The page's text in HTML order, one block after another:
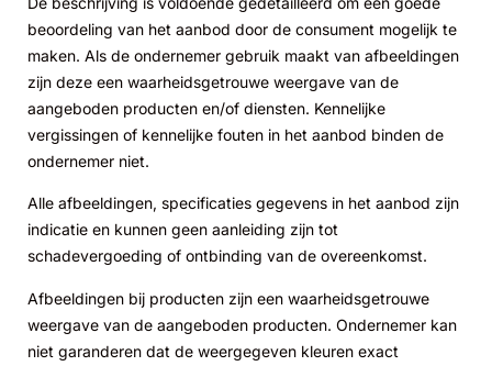
beoordeling van het aanbod door de consument mogelijk te
maken. Als de ondernemer gebruik maakt van afbeeldingen
zijn deze een waarheidsgetrouwe weergave van de
aangeboden producten en/of diensten. Kennelijke
vergissingen of kennelijke fouten in het aanbod binden de
ondernemer niet.
Alle afbeeldingen, specificaties gegevens in het aanbod zijn
indicatie en kunnen geen aanleiding zijn tot
schadevergoeding of ontbinding van de overeenkomst.
Afbeeldingen bij producten zijn een waarheidsgetrouwe
weergave van de aangeboden producten. Ondernemer kan
niet garanderen dat de weergegeven kleuren exact